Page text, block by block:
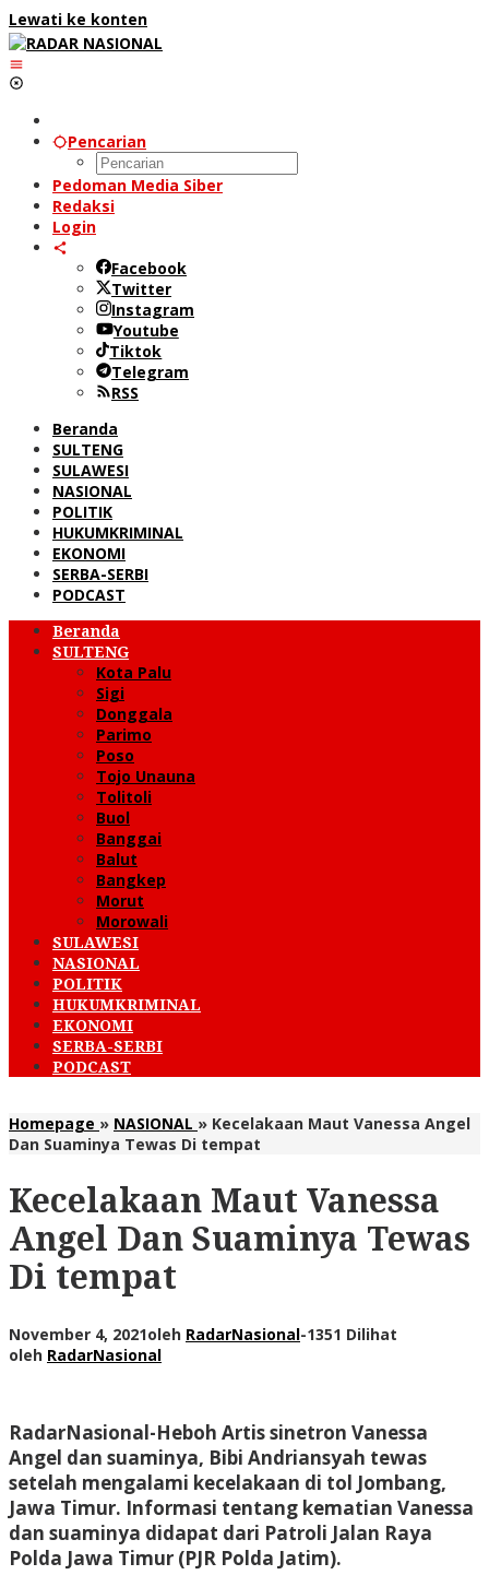
Lewati ke konten
Pencarian
Pedoman Media Siber
Redaksi
Login
Facebook
Twitter
Instagram
Youtube
Tiktok
Telegram
RSS
Beranda
SULTENG
SULAWESI
NASIONAL
POLITIK
HUKUMKRIMINAL
EKONOMI
SERBA-SERBI
PODCAST
Beranda
SULTENG
Kota Palu
Sigi
Donggala
Parimo
Poso
Tojo Unauna
Tolitoli
Buol
Banggai
Balut
Bangkep
Morut
Morowali
SULAWESI
NASIONAL
POLITIK
HUKUMKRIMINAL
EKONOMI
SERBA-SERBI
PODCAST
Homepage » NASIONAL » Kecelakaan Maut Vanessa Angel
Dan Suaminya Tewas Di tempat
Kecelakaan Maut Vanessa
Angel Dan Suaminya Tewas
Di tempat
November 4, 2021oleh RadarNasional-1351 Dilihat
oleh RadarNasional
RadarNasional-Heboh Artis sinetron Vanessa
Angel dan suaminya, Bibi Andriansyah tewas
setelah mengalami kecelakaan di tol Jombang,
Jawa Timur. Informasi tentang kematian Vanessa
dan suaminya didapat dari Patroli Jalan Raya
Polda Jawa Timur (PJR Polda Jatim).